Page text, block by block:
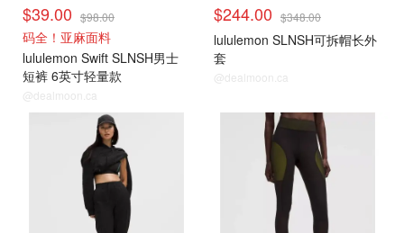
$39.00 $98.00
码全！亚麻面料
lululemon Swift SLNSH男士
短裤 6英寸轻量款
@dealmoon.ca
$244.00 $348.00
lululemon SLNSH可拆帽长外
套
@dealmoon.ca